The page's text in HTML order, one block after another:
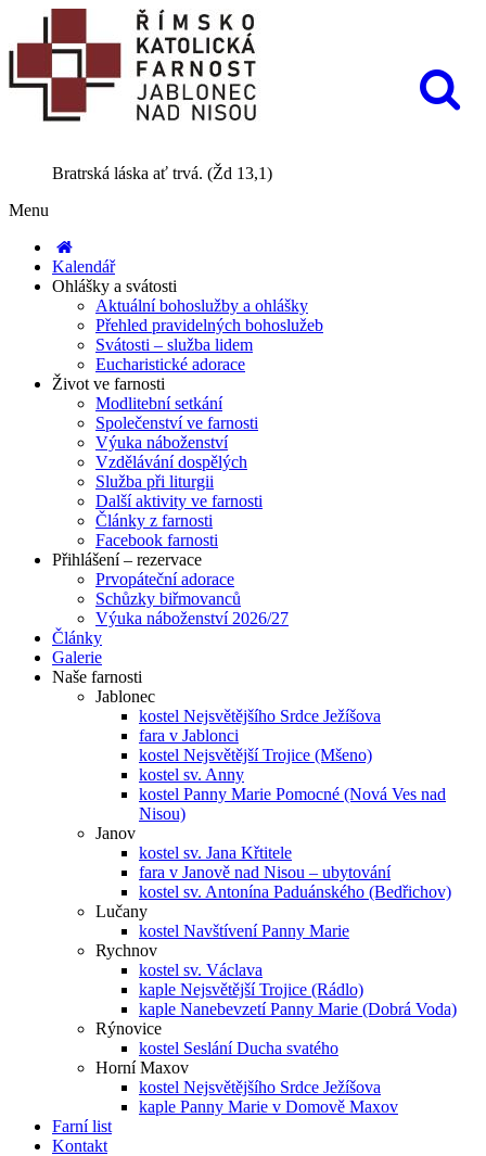
Bratrská láska ať trvá. (Žd 13,1)
Menu
Kalendář
Ohlášky a svátosti
Aktuální bohoslužby a ohlášky
Přehled pravidelných bohoslužeb
Svátosti – služba lidem
Eucharistické adorace
Život ve farnosti
Modlitební setkání
Společenství ve farnosti
Výuka náboženství
Vzdělávání dospělých
Služba při liturgii
Další aktivity ve farnosti
Články z farnosti
Facebook farnosti
Přihlášení – rezervace
Prvopáteční adorace
Schůzky biřmovanců
Výuka náboženství 2026/27
Články
Galerie
Naše farnosti
Jablonec
kostel Nejsvětějšího Srdce Ježíšova
fara v Jablonci
kostel Nejsvětější Trojice (Mšeno)
kostel sv. Anny
kostel Panny Marie Pomocné (Nová Ves nad
Nisou)
Janov
kostel sv. Jana Křtitele
fara v Janově nad Nisou – ubytování
kostel sv. Antonína Paduánského (Bedřichov)
Lučany
kostel Navštívení Panny Marie
Rychnov
kostel sv. Václava
kaple Nejsvětější Trojice (Rádlo)
kaple Nanebevzetí Panny Marie (Dobrá Voda)
Rýnovice
kostel Seslání Ducha svatého
Horní Maxov
kostel Nejsvětějšího Srdce Ježíšova
kaple Panny Marie v Domově Maxov
Farní list
Kontakt